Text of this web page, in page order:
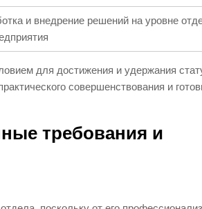
и внедрение решений на уровне
для достижения и удержания
совершенствования и
требования и